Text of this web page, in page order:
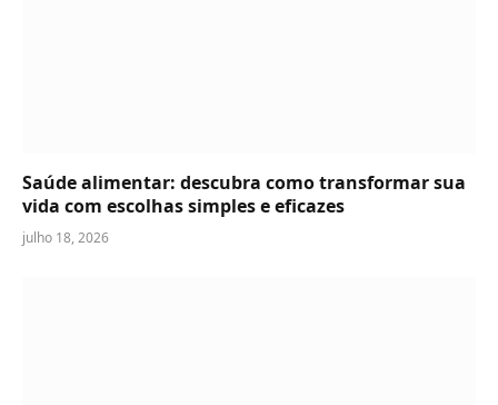
Saúde alimentar: descubra como transformar sua
vida com escolhas simples e eficazes
julho 18, 2026